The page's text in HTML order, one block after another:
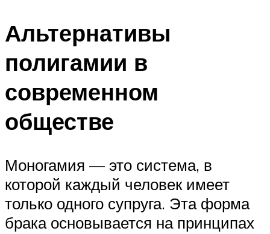
Альтернативы
полигамии в
современном
обществе
Моногамия — это система, в
которой каждый человек имеет
только одного супруга. Эта форма
брака основывается на принципах